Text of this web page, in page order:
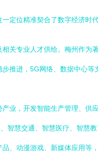
定位精准契合了数字经济时
关专业人才供给。梅州作
推进，5G网络、数据中心等
业，开发智能生产管理、供
智慧交通、智慧医疗、智慧
、动漫游戏、新媒体应用等